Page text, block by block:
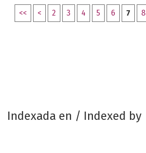
<< < 2 3 4 5 6 7 8
Indexada en / Indexed by